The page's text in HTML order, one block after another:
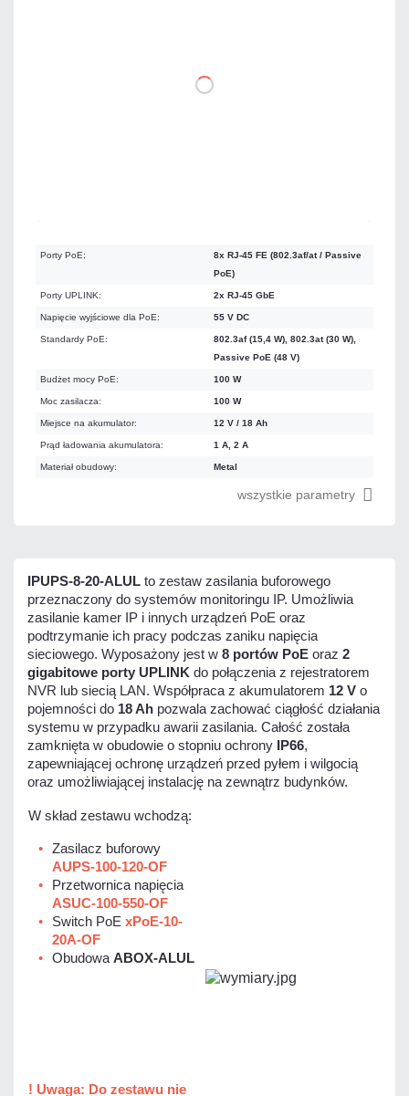
Porty PoE:
8x RJ-45 FE (802.3af/at / Passive
PoE)
Porty UPLINK: 2x RJ-45 GbE
Napięcie wyjściowe dla PoE: 55 V DC
Standardy PoE:
802.3af (15,4 W), 802.3at (30 W),
Passive PoE (48 V)
Budżet mocy PoE: 100 W
Moc zasilacza: 100 W
Miejsce na akumulator: 12 V / 18 Ah
Prąd ładowania akumulatora: 1 A, 2 A
Materiał obudowy: Metal
wszystkie parametry
IPUPS-8-20-ALUL to zestaw zasilania buforowego
przeznaczony do systemów monitoringu IP. Umożliwia
zasilanie kamer IP i innych urządzeń PoE oraz
podtrzymanie ich pracy podczas zaniku napięcia
sieciowego. Wyposażony jest w 8 portów PoE oraz 2
gigabitowe porty UPLINK do połączenia z rejestratorem
NVR lub siecią LAN. Współpraca z akumulatorem 12 V o
pojemności do 18 Ah pozwala zachować ciągłość działania
systemu w przypadku awarii zasilania. Całość została
zamknięta w obudowie o stopniu ochrony IP66,
zapewniającej ochronę urządzeń przed pyłem i wilgocią
oraz umożliwiającej instalację na zewnątrz budynków.
W skład zestawu wchodzą:
Zasilacz buforowy
AUPS-100-120-OF
Przetwornica napięcia
ASUC-100-550-OF
Switch PoE xPoE-10-
20A-OF
Obudowa ABOX-ALUL
! Uwaga: Do zestawu nie